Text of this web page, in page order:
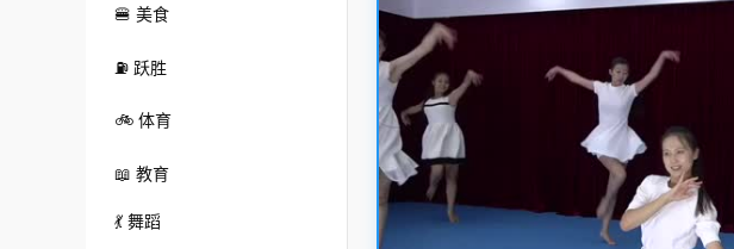
🍔 美食
⛽ 跃胜
🚲 体育
📖 教育
💃 舞蹈